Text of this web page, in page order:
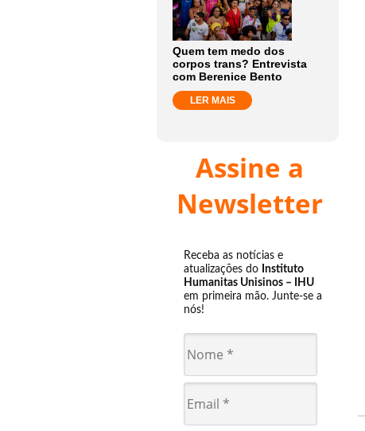
Quem tem medo dos
corpos trans? Entrevista
com Berenice Bento
LER MAIS
Assine a
Newsletter
Receba as notícias e
atualizações do Instituto
Humanitas Unisinos – IHU
em primeira mão. Junte-se a
nós!